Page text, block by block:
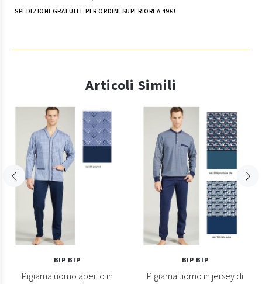
SPEDIZIONI GRATUITE PER ORDINI SUPERIORI A 49€!
Articoli Simili
BIP BIP
Pigiama uomo aperto in
BIP BIP
Pigiama uomo in jersey di